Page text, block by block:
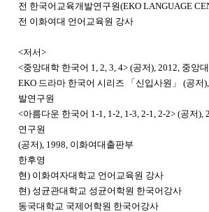
전 한국어교육개발연구원(EKO LANGUAGE
전 이화여대 언어교육원 강사
<저서>
<중앙대학 한국어 1, 2, 3, 4> (공저), 2012, 중앙
EKO 드라마 한국어 시리즈 「신입사원」 (공저
발연구원
<아름다운 한국어 1-1, 1-2, 1-3, 2-1, 2-2> (공저),
연구원
(공저), 1998, 이화여대출판부
한후영
현) 이화여자대학교 언어교육원 강사
현) 성균관대학교 성균어학원 한국어강사
동국대학교 국제어학원 한국어강사